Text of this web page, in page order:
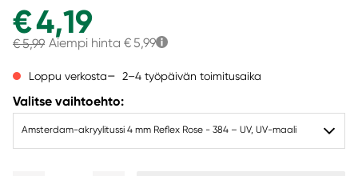
€ 4,19
€ 5,99 Aiempi hinta € 5,99
Loppu verkosta 2–4 työpäivän toimitusaika
Valitse vaihtoehto:
Amsterdam-akryylitussi 4 mm Reflex Rose - 384 – UV, UV-maali